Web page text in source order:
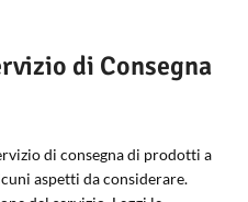
di Consegna
di consegna di prodotti a
aspetti da considerare.